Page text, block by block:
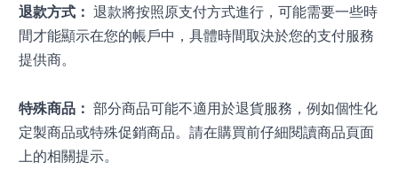
退款方式： 退款將按照原支付方式進行，可能需要一些時
間才能顯示在您的帳戶中，具體時間取決於您的支付服務
提供商。
特殊商品： 部分商品可能不適用於退貨服務，例如個性化
定製商品或特殊促銷商品。請在購買前仔細閱讀商品頁面
上的相關提示。